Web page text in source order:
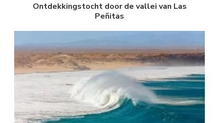
Ontdekkingstocht door de vallei van Las
Peñitas